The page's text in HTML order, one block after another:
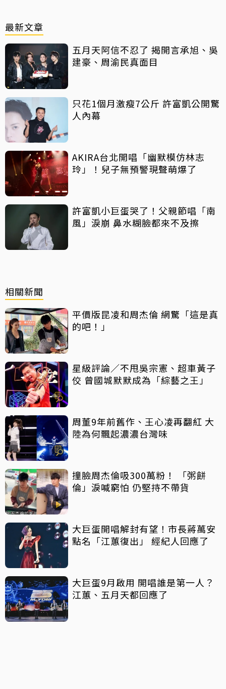
最新文章
五月天阿信不忍了 揭開言承旭、吳
建豪、周渝民真面目
只花1個月激瘦7公斤 許富凱公開驚
人內幕
AKIRA台北開唱「幽默模仿林志
玲」！兒子無預警現聲萌爆了
許富凱小巨蛋哭了！父親節唱「南
風」淚崩 鼻水糊臉都來不及擦
相關新聞
平價版昆凌和周杰倫 網驚「這是真
的吧！」
星級評論／不甩吳宗憲、超車黃子
佼 曾國城默默成為「綜藝之王」
周董9年前舊作、王心凌再翻紅 大
陸為何飄起濃濃台灣味
撞臉周杰倫吸300萬粉！ 「粥餅
倫」淚喊窮怕 仍堅持不帶貨
大巨蛋開唱解封有望！市長蔣萬安
點名「江蕙復出」 經紀人回應了
大巨蛋9月啟用 開唱誰是第一人？
江蕙、五月天都回應了